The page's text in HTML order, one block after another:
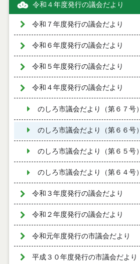
令和４年度発行の議会だより
令和７年度発行の議会だより
令和６年度発行の議会だより
令和５年度発行の議会だより
令和４年度発行の議会だより
のしろ市議会だより（第６７号）
のしろ市議会だより（第６６号）
のしろ市議会だより（第６５号）
のしろ市議会だより（第６４号）
令和３年度発行の議会だより
令和２年度発行の議会だより
令和元年度発行の市議会だより
平成３０年度発行の市議会だより